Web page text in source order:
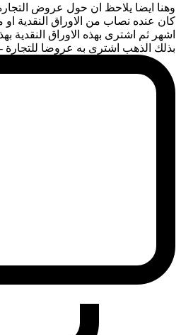
وهنا ايضا يلاحظ ان حول عروض
كان عنده نصاب من الاوراق النقدية
اشهر ثم اشترى بهذه الاوراق النقدية
بذلك الذهب اشترى به عروضا للتجارة - 00:02:21